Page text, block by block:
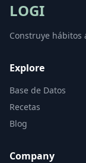
LOGI
Construye hábitos
Explore
Base de Datos
Recetas
Blog
Company